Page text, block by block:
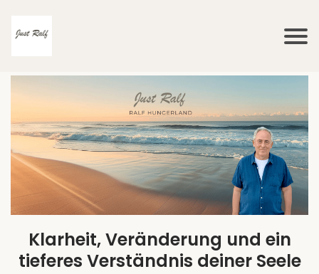
Klarheit, Veränderung und ein
tieferes Verständnis deiner Seele